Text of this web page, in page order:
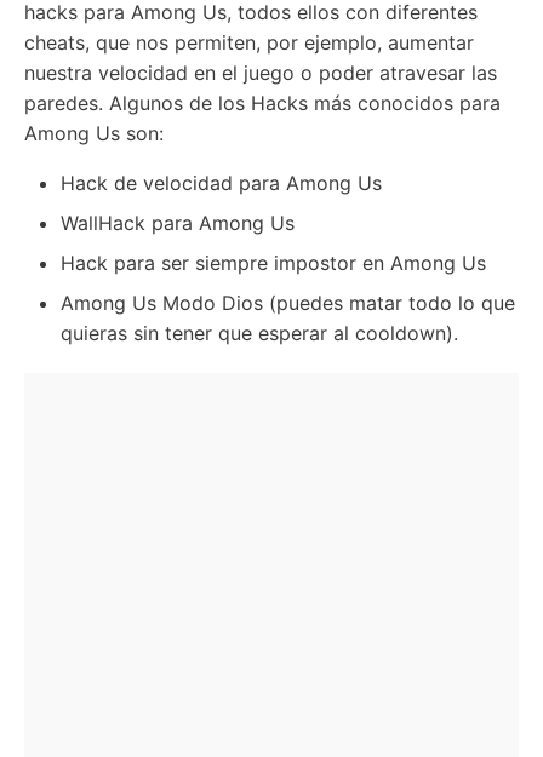
hacks para Among Us, todos ellos con diferentes
cheats, que nos permiten, por ejemplo, aumentar
nuestra velocidad en el juego o poder atravesar las
paredes. Algunos de los Hacks más conocidos para
Among Us son:
Hack de velocidad para Among Us
WallHack para Among Us
Hack para ser siempre impostor en Among Us
Among Us Modo Dios (puedes matar todo lo que
quieras sin tener que esperar al cooldown).